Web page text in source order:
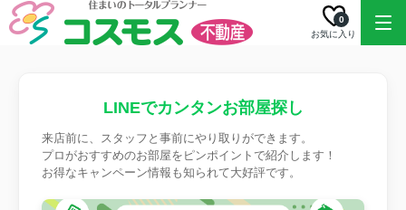
お気に入り
0
LINEでカンタンお部屋探し
来店前に、スタッフと事前にやり取りができます。
プロがおすすめのお部屋をピンポイントで紹介します！
お得なキャンペーン情報も知られて大好評です。